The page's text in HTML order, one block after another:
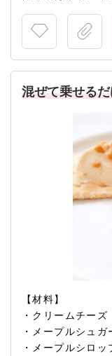
混ぜて乗せる
【材料】
・クリームチー
・メープルシュ
・メープルシロッ